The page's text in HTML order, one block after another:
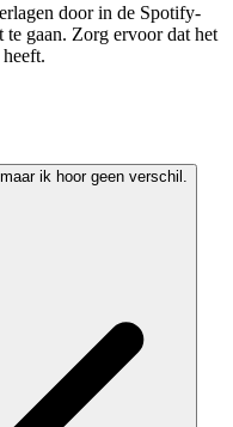
door in de Spotify-
te gaan. Zorg ervoor dat het
ik hoor geen verschil.